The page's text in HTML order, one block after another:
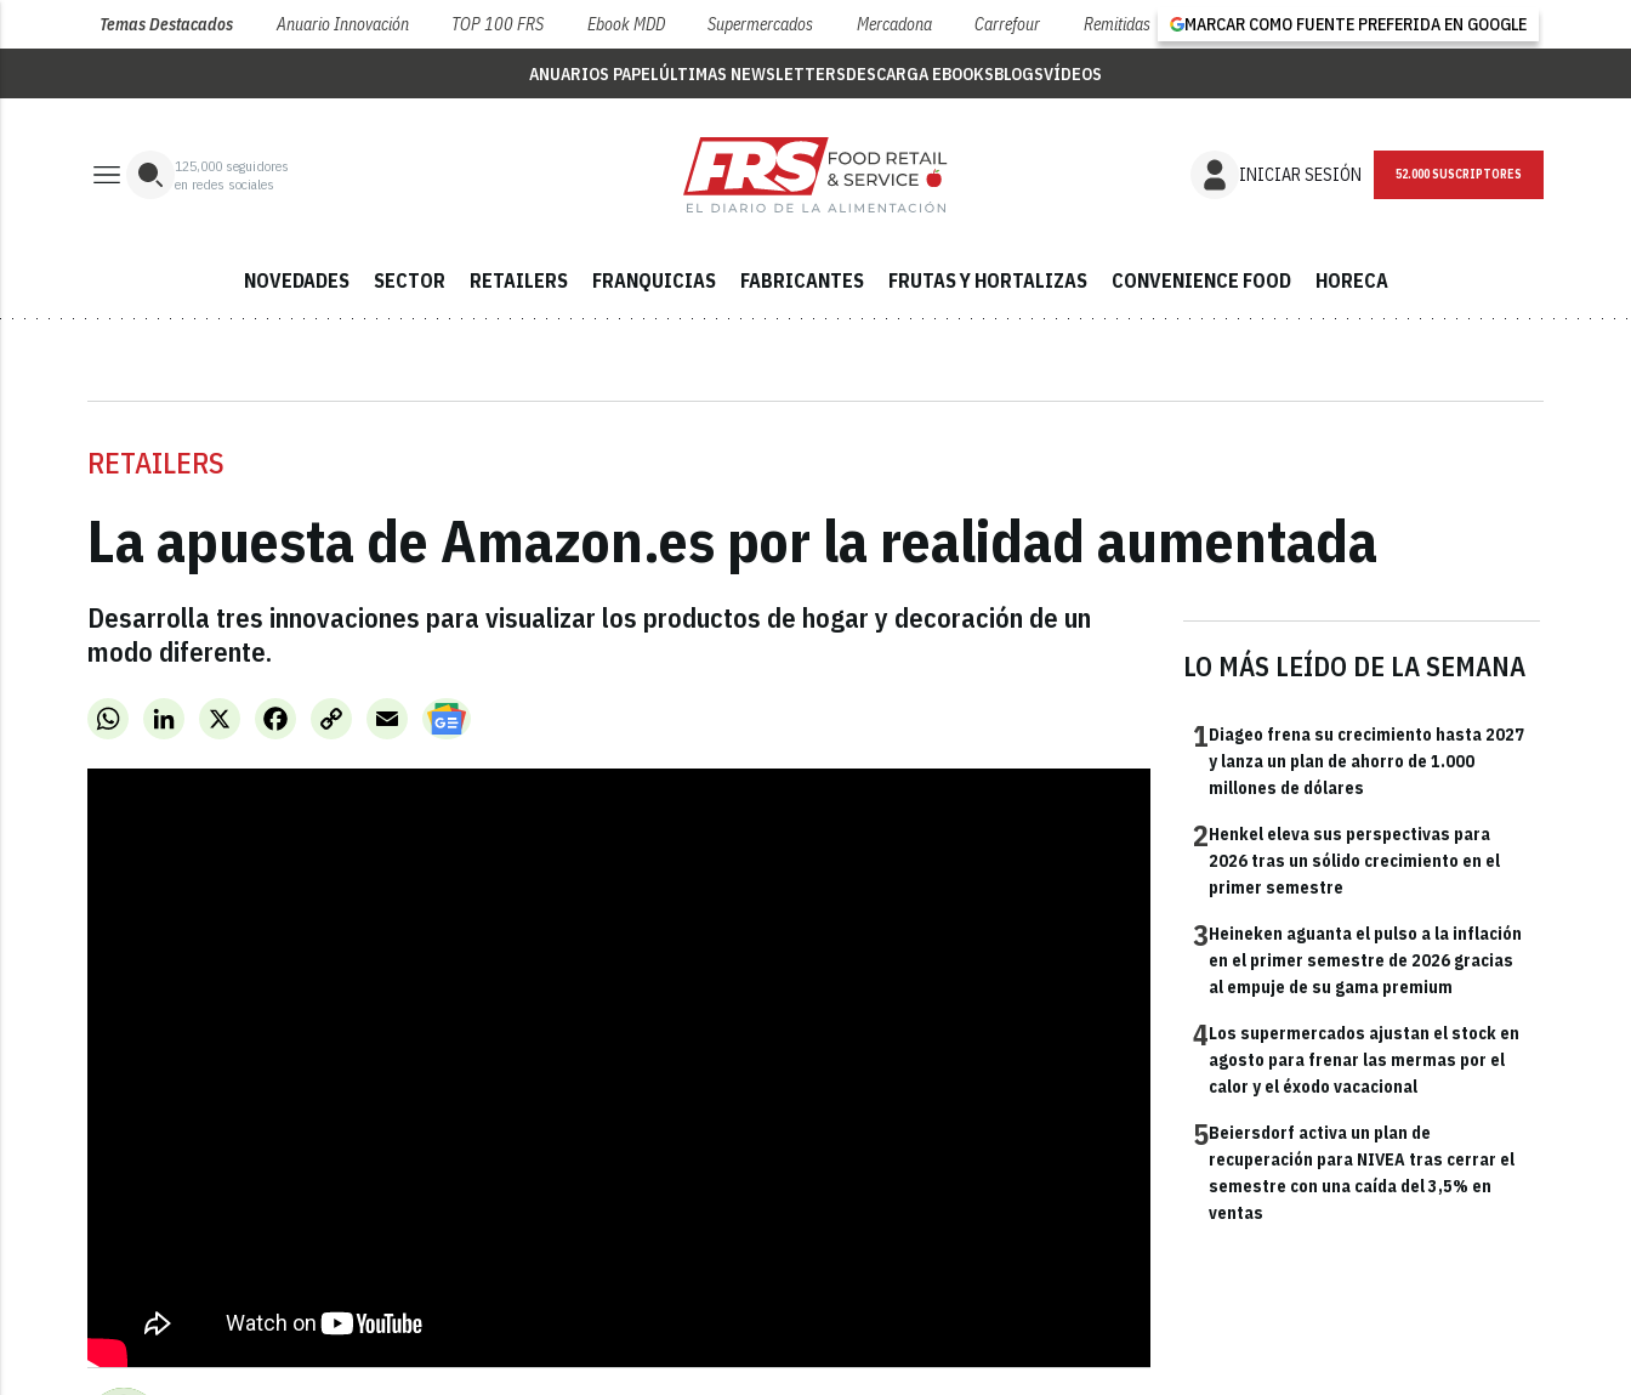
Temas Destacados Anuario Innovación TOP 100 FRS Ebook MDD Supermercados Mercadona Carrefour Remitidas MARCAR COMO FUENTE PREFERIDA EN GOOGLE
ANUARIOS PAPELÚLTIMAS NEWSLETTERSDESCARGA EBOOKSBLOGSVÍDEOS
125,000 seguidores
en redes sociales
INICIAR SESIÓN NEWSLETTER
NOVEDADES SECTOR RETAILERS FRANQUICIAS FABRICANTES FRUTAS Y HORTALIZAS CONVENIENCE FOOD HORECA
RETAILERS
La apuesta de Amazon.es por la realidad aumentada
Desarrolla tres innovaciones para visualizar los productos de hogar y decoración de un
modo diferente.
WhatsAppLinkedInX FacebookCopy
Link
Email
LO MÁS LEÍDO DE LA SEMANA
1Diageo frena su crecimiento hasta 2027
y lanza un plan de ahorro de 1.000
millones de dólares
2Henkel eleva sus perspectivas para
2026 tras un sólido crecimiento en el
primer semestre
3Heineken aguanta el pulso a la inflación
en el primer semestre de 2026 gracias
al empuje de su gama premium
4Los supermercados ajustan el stock en
agosto para frenar las mermas por el
calor y el éxodo vacacional
5Beiersdorf activa un plan de
recuperación para NIVEA tras cerrar el
semestre con una caída del 3,5% en
ventas